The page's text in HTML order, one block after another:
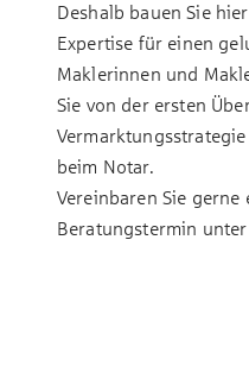
Deshalb bauen Sie
Expertise für einen
Maklerinnen und
Sie von der ersten
beim Notar.
Vereinbaren Sie
Beratungstermin unter